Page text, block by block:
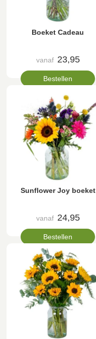
Boeket Cadeau
vanaf 23,95
Bestellen
Sunflower Joy boeket
vanaf 24,95
Bestellen